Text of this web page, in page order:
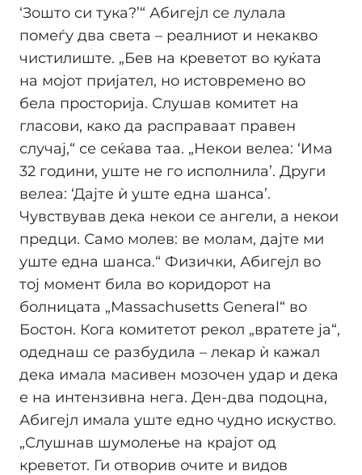
‘Зошто си тука?’“ Абигејл се лулала
помеѓу два света – реалниот и некакво
чистилиште. „Бев на креветот во куќата
на мојот пријател, но истовремено во
бела просторија. Слушав комитет на
гласови, како да расправаат правен
случај,“ се сеќава таа. „Некои велеа: ‘Има
32 години, уште не го исполнила’. Други
велеа: ‘Дајте ѝ уште една шанса’.
Чувствував дека некои се ангели, а некои
предци. Само молев: ве молам, дајте ми
уште една шанса.“ Физички, Абигејл во
тој момент била во коридорот на
болницата „Massachusetts General“ во
Бостон. Кога комитетот рекол „вратете ја“,
одеднаш се разбудила – лекар ѝ кажал
дека имала масивен мозочен удар и дека
е на интензивна нега. Ден-два подоцна,
Абигејл имала уште едно чудно искуство.
„Слушнав шумолење на крајот од
креветот. Ги отворив очите и видов